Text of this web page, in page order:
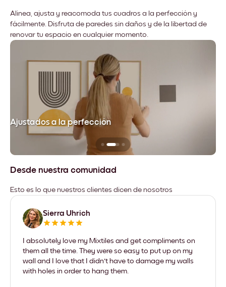
Alinea, ajusta y reacomoda tus cuadros a la perfección y
fácilmente. Disfruta de paredes sin daños y de la libertad de
renovar tu espacio en cualquier momento.
Ajustados a la perfección
Desde nuestra comunidad
Esto es lo que nuestros clientes dicen de nosotros
Sierra Uhrich
I absolutely love my Mixtiles and get compliments on
them all the time. They were so easy to put up on my
wall and I love that I didn't have to damage my walls
with holes in order to hang them.